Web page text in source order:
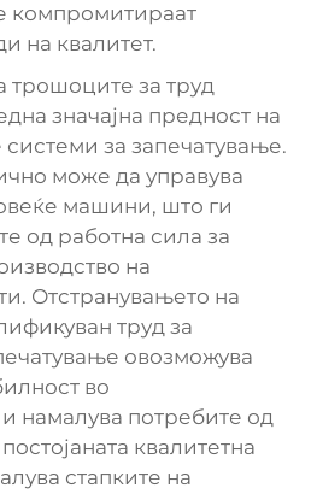
компромитираат
на квалитет.
трошоците за труд
значајна предност на
за запечатување.
може да управува
машини, што ги
од работна сила за
на
Отстранувањето на
труд за
овозможува
во
намалува потребите од
квалитетна
стапките на